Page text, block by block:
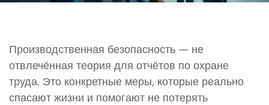
Производственная безопасность — не
отвлечённая теория для отчётов по охране
труда. Это конкретные меры, которые реально
спасают жизни и помогают не потерять